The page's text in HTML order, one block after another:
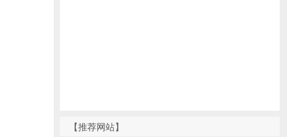
【推荐网站】